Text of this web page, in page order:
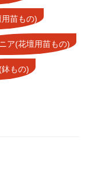
苗もの)
ア(花壇用苗もの)
もの)